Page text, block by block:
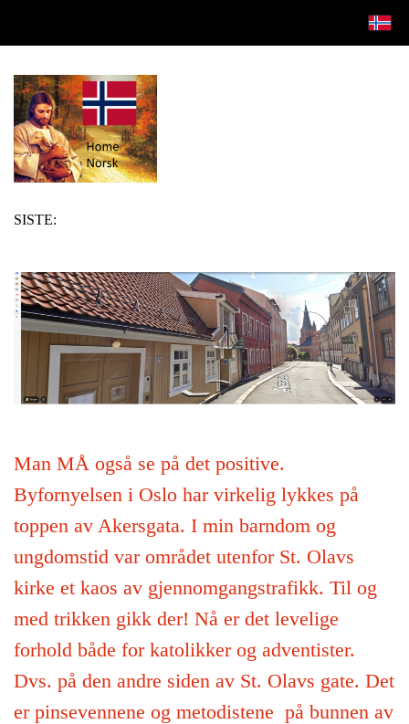
SISTE:
Man MÅ også se på det positive.
Byfornyelsen i Oslo har virkelig lykkes på
toppen av Akersgata. I min barndom og
ungdomstid var området utenfor St. Olavs
kirke et kaos av gjennomgangstrafikk. Til og
med trikken gikk der! Nå er det levelige
forhold både for katolikker og adventister.
Dvs. på den andre siden av St. Olavs gate. Det
er pinsevennene og metodistene på bunnen av